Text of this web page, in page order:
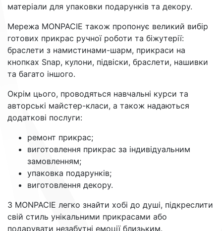
матеріали для упаковки подарунків та декору.
Мережа MONPACІЕ також пропонує великий вибір
готових прикрас ручної роботи та біжутерії:
браслети з намистинами-шарм, прикраси на
кнопках Snap, кулони, підвіски, браслети, нашивки
та багато іншого.
Окрім цього, проводяться навчальні курси та
авторські майстер-класи, а також надаються
додаткові послуги:
ремонт прикрас;
виготовлення прикрас за індивідуальним
замовленням;
упаковка подарунків;
виготовлення декору.
З MONPACІЕ легко знайти хобі до душі, підкреслити
свій стиль унікальними прикрасами або
подарувати незабутні емоції близьким.